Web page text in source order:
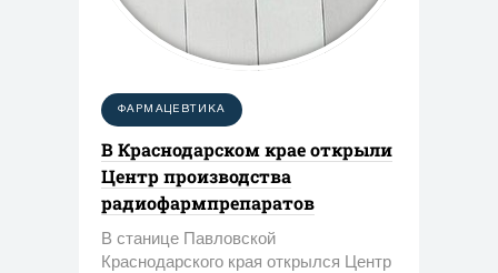
ФАРМАЦЕВТИКА
В Краснодарском крае открыли
Центр производства
радиофармпрепаратов
В станице Павловской
Краснодарского края открылся Центр